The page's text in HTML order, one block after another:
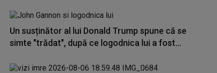
Un susținător al lui Donald Trump spune că se
simte "trădat", după ce logodnica lui a fost...